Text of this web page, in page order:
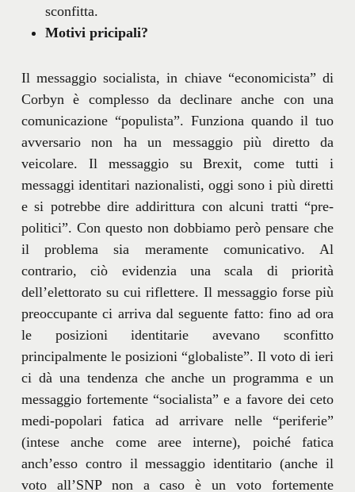
sconfitta.
Motivi pricipali?
Il messaggio socialista, in chiave “economicista” di
Corbyn è complesso da declinare anche con una
comunicazione “populista”. Funziona quando il tuo
avversario non ha un messaggio più diretto da
veicolare. Il messaggio su Brexit, come tutti i
messaggi identitari nazionalisti, oggi sono i più diretti
e si potrebbe dire addirittura con alcuni tratti “pre-
politici”. Con questo non dobbiamo però pensare che
il problema sia meramente comunicativo. Al
contrario, ciò evidenzia una scala di priorità
dell’elettorato su cui riflettere. Il messaggio forse più
preoccupante ci arriva dal seguente fatto: fino ad ora
le posizioni identitarie avevano sconfitto
principalmente le posizioni “globaliste”. Il voto di ieri
ci dà una tendenza che anche un programma e un
messaggio fortemente “socialista” e a favore dei ceto
medi-popolari fatica ad arrivare nelle “periferie”
(intese anche come aree interne), poiché fatica
anch’esso contro il messaggio identitario (anche il
voto all’SNP non a caso è un voto fortemente